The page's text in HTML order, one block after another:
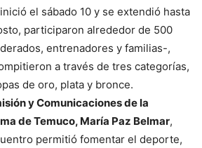
el sábado 10 y se extendió hasta
participaron alrededor de 500
entrenadores y familias-,
a través de tres categorías,
de oro, plata y bronce.
y Comunicaciones de la
de Temuco, María Paz Belmar,
permitió fomentar el deporte,